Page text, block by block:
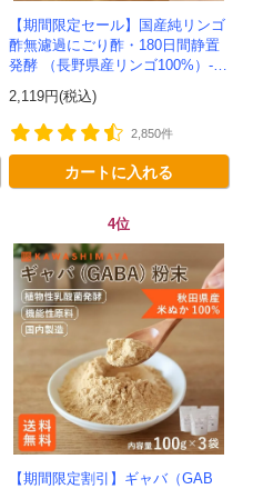
【期間限定セール】国産純リンゴ
酢無濾過にごり酢・180日間静置
発酵 （長野県産リンゴ100%）-1
2,119円(税込)
2,850件
カートに入れる
4位
【期間限定割引】ギャバ（GAB